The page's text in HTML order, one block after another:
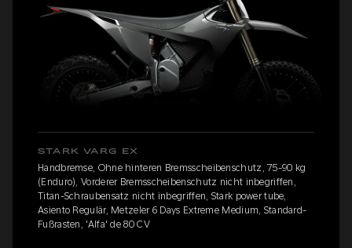
STARK VARG EX
Handbremse, Ohne hinteren Bremsscheibenschutz, 75-90 kg
(Enduro), Vorderer Bremsscheibenschutz nicht inbegriffen,
Titan-Schraubensatz nicht inbegriffen, Stark power tube,
Asiento Regulär, Metzeler 6 Days Extreme Medium, Standard-
Fußrasten, 'Alfa' de 80 CV